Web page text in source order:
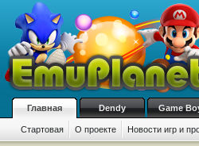
Главная Dendy Game
Стартовая О проекте Новости игр и